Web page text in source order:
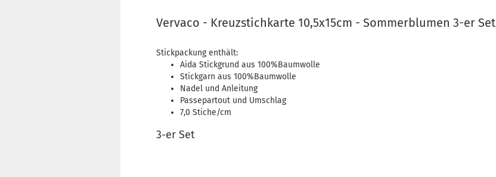
Vervaco - Kreuzstichkarte 10,5x15cm - Sommerblumen 3-er Set
Stickpackung enthält:
Aida Stickgrund aus 100%Baumwolle
Stickgarn aus 100%Baumwolle
Nadel und Anleitung
Passepartout und Umschlag
7,0 Stiche/cm
3-er Set